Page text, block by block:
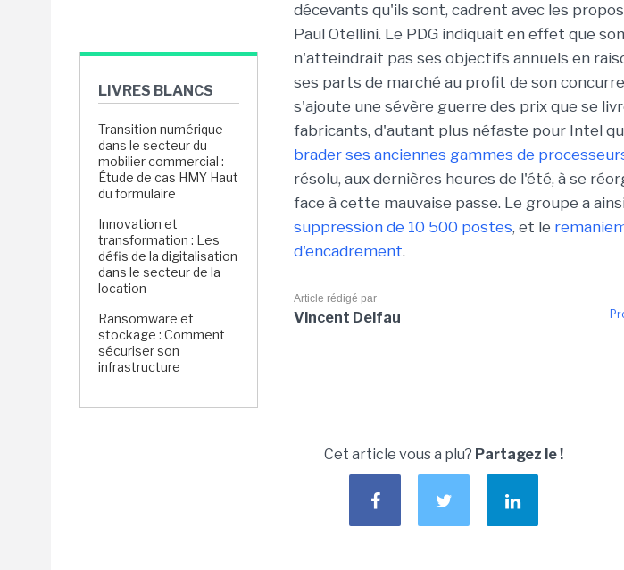
LIVRES BLANCS
Transition numérique
dans le secteur du
mobilier commercial :
Étude de cas HMY Haut
du formulaire
Innovation et
transformation : Les
défis de la digitalisation
dans le secteur de la
location
Ransomware et
stockage : Comment
sécuriser son
infrastructure
décevants qu'ils sont, cadrent avec les
Paul Otellini. Le PDG indiquait en effet que
n'atteindrait pas ses objectifs annuels en
ses parts de marché au profit de son
s'ajoute une sévère guerre des prix que se
fabricants, d'autant plus néfaste pour Intel
brader ses anciennes gammes de
résolu, aux dernières heures de l'été, à se
face à cette mauvaise passe. Le groupe a
suppression de 10 500 postes, et le
d'encadrement.
Article rédigé par
Vincent Delfau
Cet article vous a plu? Partagez le !